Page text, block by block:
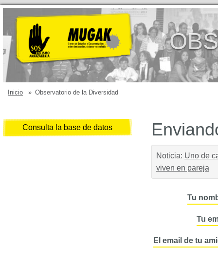
Inicio » Observatorio de la Diversidad
Consulta la base de datos
Noticia: Uno de
viven en pareja
Tu
Tu
El email de tu